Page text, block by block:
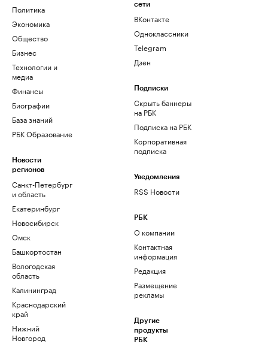
Политика
Экономика
Общество
Бизнес
Технологии и
медиа
Финансы
Биографии
База знаний
РБК Образование
Новости
регионов
Санкт-Петербург
и область
Екатеринбург
Новосибирск
Омск
Башкортостан
Вологодская
область
Калининград
Краснодарский
край
Нижний
Новгород
сети
ВКонтакте
Одноклассники
Telegram
Дзен
Подписки
Скрыть баннеры
на РБК
Подписка на РБК
Корпоративная
подписка
Уведомления
RSS Новости
РБК
О компании
Контактная
информация
Редакция
Размещение
рекламы
Другие
продукты
РБК